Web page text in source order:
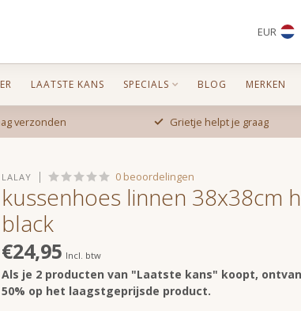
EUR
LAATSTE KANS SPECIALS BLOG MERKEN
verzonden Grietje helpt je graag
LALAY 0 beoordelingen
kussenhoes linnen 38x38cm
black
€24,95 Incl. btw
Als je 2 producten van "Laatste kans" koopt,
50% op het laagstgeprijsde product.